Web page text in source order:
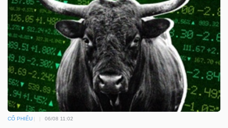
CỔ PHIẾU 06/08 11:02